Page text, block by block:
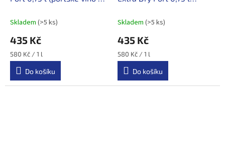
Skladem (>5 ks)
435 Kč
Měrná
cena:
580 Kč / 1 l
Do košíku
Skladem (>5 ks)
435 Kč
Měrná
cena:
580 Kč / 1 l
Do košíku